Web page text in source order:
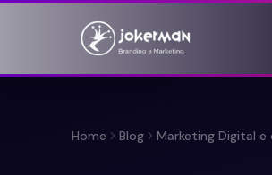
Home Blog Marketing Digital e